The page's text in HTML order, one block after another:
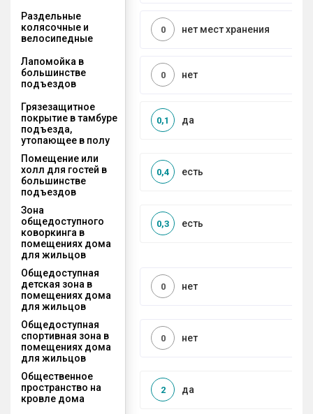
Раздельные
колясочные и
велосипедные
нет мест хранения
0
Лапомойка в
большинстве
подъездов
нет
0
Грязезащитное
покрытие в тамбуре
подъезда,
утопающее в полу
да
0,1
Помещение или
холл для гостей в
большинстве
подъездов
есть
0,4
Зона
общедоступного
коворкинга в
помещениях дома
для жильцов
есть
0,3
Общедоступная
детская зона в
помещениях дома
для жильцов
нет
0
Общедоступная
спортивная зона в
помещениях дома
для жильцов
нет
0
Общественное
пространство на
кровле дома
да
2